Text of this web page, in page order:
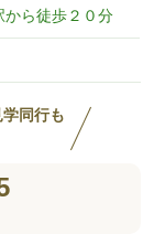
から徒歩２０分
同行も